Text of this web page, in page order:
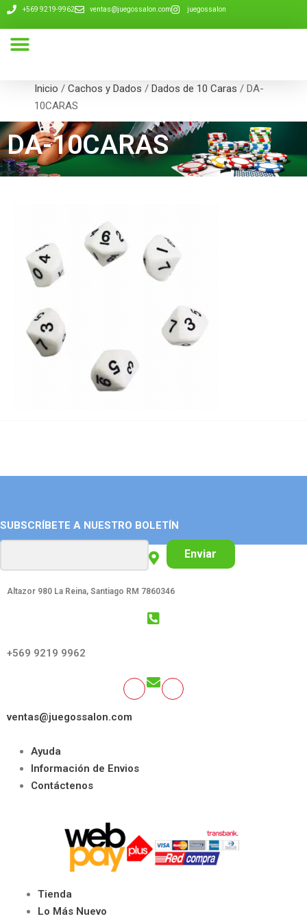
+569 9219-9962 ventas@juegossalon.com juegossalon
Inicio / Cachos y Dados / Dados de 10 Caras / DA-
10CARAS
DA-10CARAS
SUBSCRÍBETE A NUESTRO BOLETÍN
Enviar
Altazor 980 La Reina, Santiago RM 7860346
+569 9219 9962
ventas@juegossalon.com
Ayuda
Información de Envios
Contáctenos
Tienda
Lo Más Nuevo